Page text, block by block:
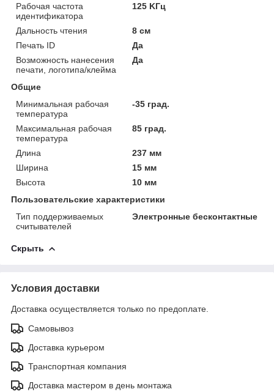
Рабочая частота
идентификатора
125 KГц
Дальность чтения
8 см
Печать ID
Да
Возможность нанесения
печати, логотипа/клейма
Да
Общие
Минимальная рабочая
температура
-35 град.
Максимальная рабочая
температура
85 град.
Длина
237 мм
Ширина
15 мм
Высота
10 мм
Пользовательские характеристики
Тип поддерживаемых
считывателей
Электронные бесконтактные
Скрыть
Условия доставки
Доставка осуществляется только по предоплате.
Самовывоз
Доставка курьером
Транспортная компания
Доставка мастером в день монтажа